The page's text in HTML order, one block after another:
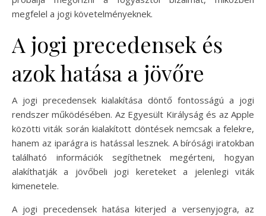
megfelel a jogi követelményeknek.
A jogi precedensek és
azok hatása a jövőre
A jogi precedensek kialakítása döntő fontosságú a jogi
rendszer működésében. Az Egyesült Királyság és az Apple
közötti viták során kialakított döntések nemcsak a felekre,
hanem az iparágra is hatással lesznek. A bírósági iratokban
található információk segíthetnek megérteni, hogyan
alakíthatják a jövőbeli jogi kereteket a jelenlegi viták
kimenetele.
A jogi precedensek hatása kiterjed a versenyjogra, az